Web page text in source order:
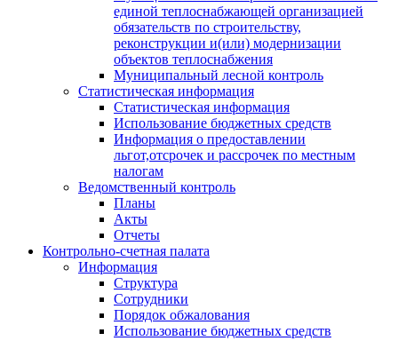
единой теплоснабжающей организацией
обязательств по строительству,
реконструкции и(или) модернизации
объектов теплоснабжения
Муниципальный лесной контроль
Статистическая информация
Статистическая информация
Использование бюджетных средств
Информация о предоставлении
льгот,отсрочек и рассрочек по местным
налогам
Ведомственный контроль
Планы
Акты
Отчеты
Контрольно-счетная палата
Информация
Структура
Сотрудники
Порядок обжалования
Использование бюджетных средств